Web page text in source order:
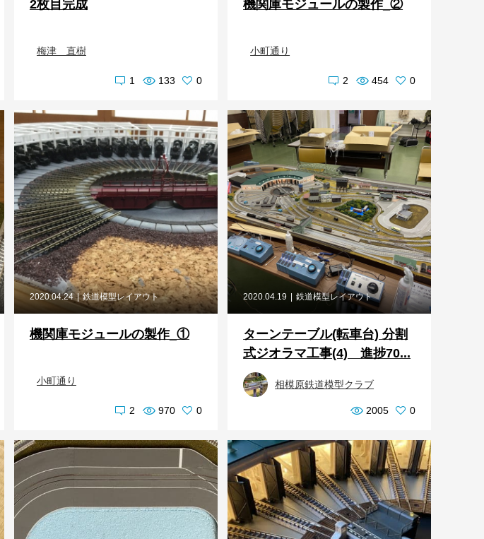
2枚目完成
梅津 直樹
1 133 0
機関庫モジュールの製作_②
小町通り
2 454 0
2020.04.24 鉄道模型レイアウト
機関庫モジュールの製作_①
小町通り
2 970 0
2020.04.19 鉄道模型レイアウト
ターンテーブル(転車台) 分割
式ジオラマ工事(4) 進捗70...
相模原鉄道模型クラブ
2005 0